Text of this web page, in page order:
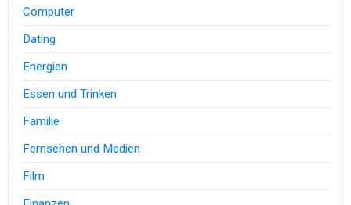
Computer
Dating
Energien
Essen und Trinken
Familie
Fernsehen und Medien
Film